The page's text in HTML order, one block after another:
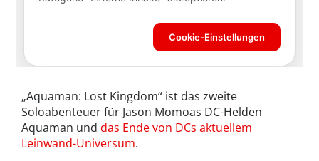
„Aquaman: Lost Kingdom“ ist das zweite
Soloabenteuer für Jason Momoas DC-Helden
Aquaman und das Ende von DCs aktuellem
Leinwand-Universum.